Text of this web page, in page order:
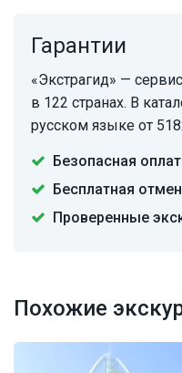
Гарантии
«Экстрагид» —
в 122 странах. В
русском языке от
Безопасная
Бесплатная
Проверенные
Похожие